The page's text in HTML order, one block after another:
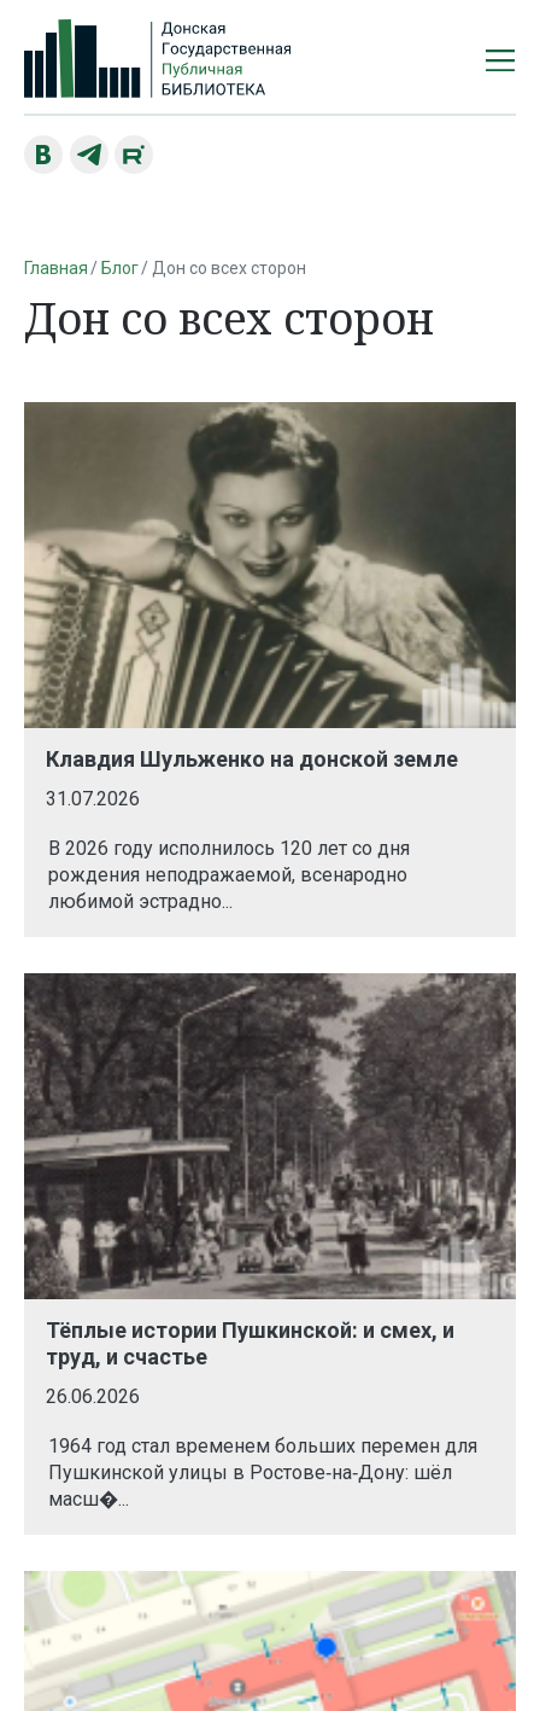
Главная Блог Дон со всех сторон
Дон со всех сторон
Клавдия Шульженко на донской земле
31.07.2026
В 2026 году исполнилось 120 лет со дня
рождения неподражаемой, всенародно
любимой эстрадно...
Тёплые истории Пушкинской: и смех, и
труд, и счастье
26.06.2026
1964 год стал временем больших перемен для
Пушкинской улицы в Ростове‑на‑Дону: шёл
масш�...